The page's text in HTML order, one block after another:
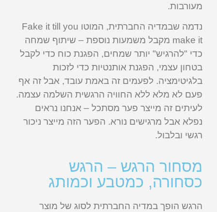
מעורבות.
נדמה שבמדיה החברתית, המוטו Fake it till you
make it מקבל משמעות נוספת – שיתוף שמחה
כדי "להרגיש" יותר שמחים, הפגנת כוח כדי לקבל
בטחון עצמי, הפגנת אותנטיות כדי לזכות
בלגיטימציה. לפעמים זה באמת עובד, אבל זה אף
פעם לא מלא ללא החוויה הרגשית השלמה עצמה.
לעיתים זה מייצר פער מסתכל – אנחנו נראים
נפלא אבל מרגישים נורא. הפער הזה מייצר ניכור
רגשי ובלבול.
מסחור הרגש – הרגש
כסחורה, כמטבע וכמותג
הרגש הופך במדיה החברתית לסוג של מוצר